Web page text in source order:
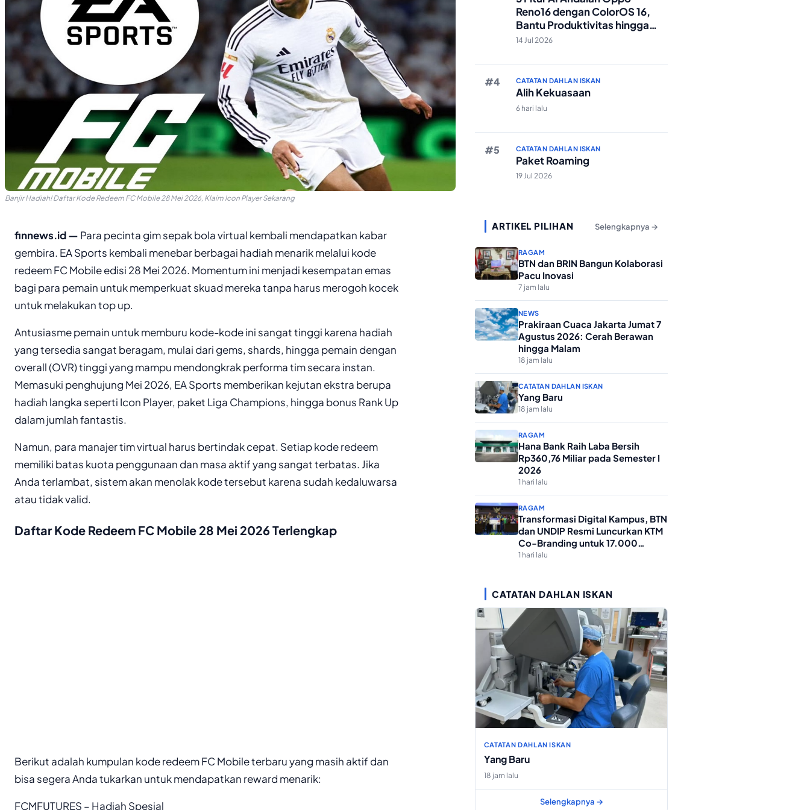
Banjir Hadiah! Daftar Kode Redeem FC Mobile 28 Mei 2026, Klaim Icon Player Sekarang
finnews.id — Para pecinta gim sepak bola virtual kembali mendapatkan kabar
gembira. EA Sports kembali menebar berbagai hadiah menarik melalui kode
redeem FC Mobile edisi 28 Mei 2026. Momentum ini menjadi kesempatan emas
bagi para pemain untuk memperkuat skuad mereka tanpa harus merogoh kocek
untuk melakukan top up.
Antusiasme pemain untuk memburu kode-kode ini sangat tinggi karena hadiah
yang tersedia sangat beragam, mulai dari gems, shards, hingga pemain dengan
overall (OVR) tinggi yang mampu mendongkrak performa tim secara instan.
Memasuki penghujung Mei 2026, EA Sports memberikan kejutan ekstra berupa
hadiah langka seperti Icon Player, paket Liga Champions, hingga bonus Rank Up
dalam jumlah fantastis.
Namun, para manajer tim virtual harus bertindak cepat. Setiap kode redeem
memiliki batas kuota penggunaan dan masa aktif yang sangat terbatas. Jika
Anda terlambat, sistem akan menolak kode tersebut karena sudah kedaluwarsa
atau tidak valid.
Daftar Kode Redeem FC Mobile 28 Mei 2026 Terlengkap
Berikut adalah kumpulan kode redeem FC Mobile terbaru yang masih aktif dan
bisa segera Anda tukarkan untuk mendapatkan reward menarik:
FCMFUTURES – Hadiah Spesial
Reno16 dengan ColorOS 16,
Bantu Produktivitas hingga
Edit Foto Lebih Praktis
14 Jul 2026
CATATAN DAHLAN ISKAN
Alih Kekuasaan
6 hari lalu
CATATAN DAHLAN ISKAN
Paket Roaming
19 Jul 2026
ARTIKEL PILIHAN Selengkapnya →
RAGAM
BTN dan BRIN Bangun Kolaborasi
Pacu Inovasi
7 jam lalu
NEWS
Prakiraan Cuaca Jakarta Jumat 7
Agustus 2026: Cerah Berawan
hingga Malam
18 jam lalu
CATATAN DAHLAN ISKAN
Yang Baru
18 jam lalu
RAGAM
Hana Bank Raih Laba Bersih
Rp360,76 Miliar pada Semester I
2026
1 hari lalu
RAGAM
Transformasi Digital Kampus, BTN
dan UNDIP Resmi Luncurkan KTM
Co-Branding untuk 17.000
Mahasiswa Baru
1 hari lalu
CATATAN DAHLAN ISKAN
CATATAN DAHLAN ISKAN
Yang Baru
18 jam lalu
Selengkapnya →